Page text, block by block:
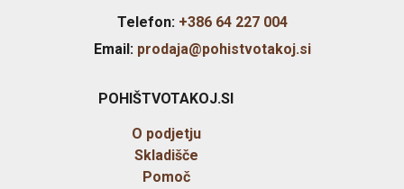
Telefon: +386 64 227 004
Email: prodaja@pohistvotakoj.si
POHIŠTVOTAKOJ.SI
O podjetju
Skladišče
Pomoč